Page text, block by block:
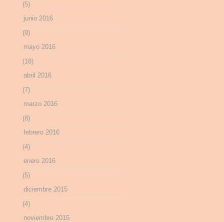
(5)
junio 2016
(9)
mayo 2016
(18)
abril 2016
(7)
marzo 2016
(8)
febrero 2016
(4)
enero 2016
(5)
diciembre 2015
(4)
noviembre 2015